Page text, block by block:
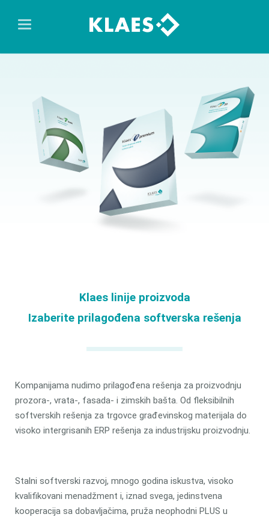
Klaes linije proizvoda
Izaberite prilagođena softverska rešenja
Kompanijama nudimo prilagođena rešenja za proizvodnju
prozora-, vrata-, fasada- i zimskih bašta. Od fleksibilnih
softverskih rešenja za trgovce građevinskog materijala do
visoko intergrisanih ERP rešenja za industrijsku proizvodnju.
Stalni softverski razvoj, mnogo godina iskustva, visoko
kvalifikovani menadžment i, iznad svega, jedinstvena
kooperacija sa dobavljačima, pruža neophodni PLUS u